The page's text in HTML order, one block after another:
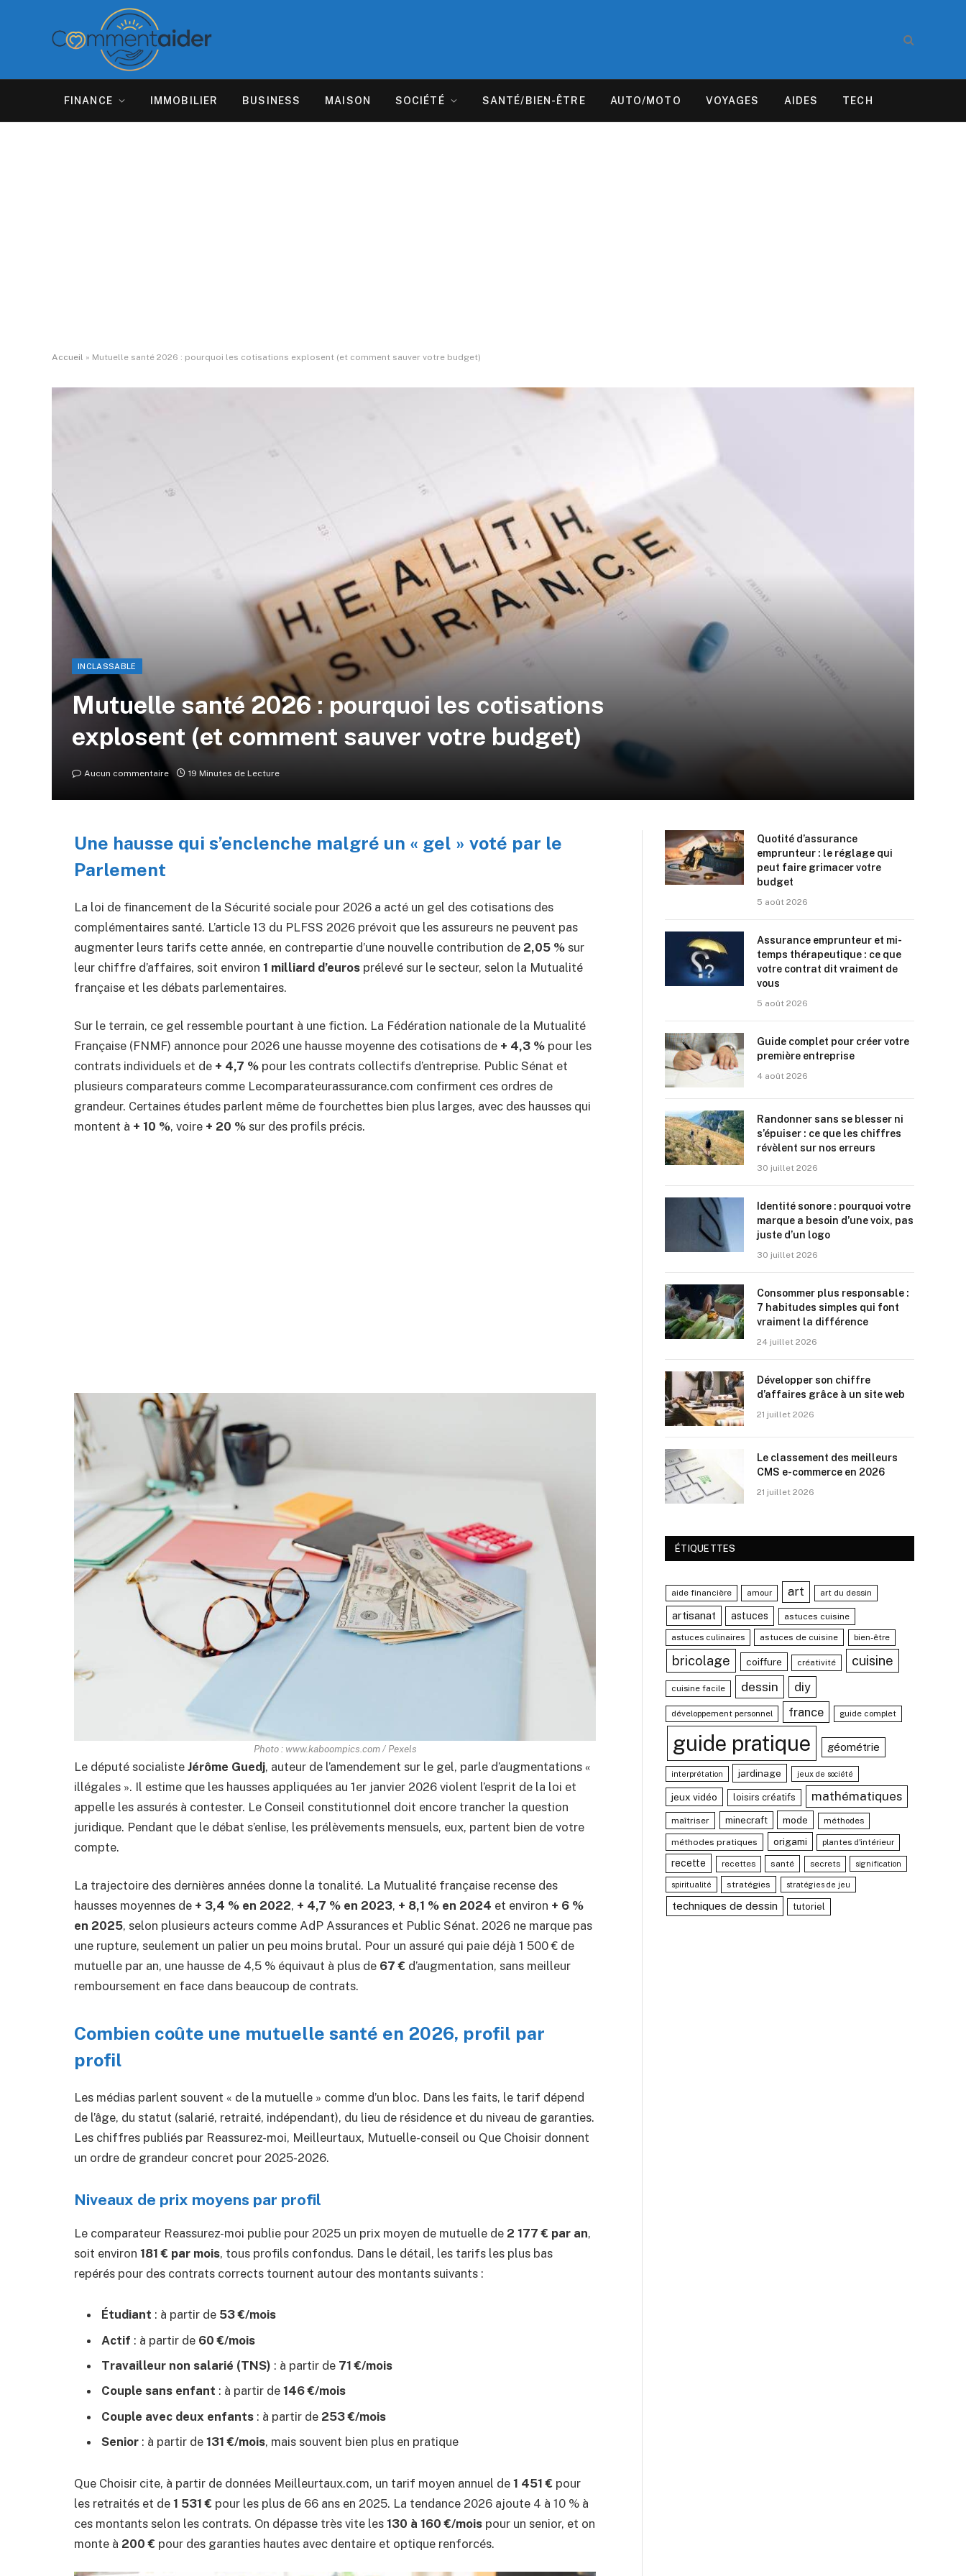
FINANCE IMMOBILIER BUSINESS MAISON SOCIÉTÉ SANTÉ/BIEN-ÊTRE AUTO/MOTO VOYAGES AIDES TECH
Accueil » Mutuelle santé 2026 : pourquoi les cotisations explosent (et comment sauver votre budget)
INCLASSABLE
Mutuelle santé 2026 : pourquoi les cotisations
explosent (et comment sauver votre budget)
Aucun commentaire 19 Minutes de Lecture
Une hausse qui s’enclenche malgré un « gel » voté par le
Parlement
La loi de financement de la Sécurité sociale pour 2026 a acté un gel des cotisations des
complémentaires santé. L’article 13 du PLFSS 2026 prévoit que les assureurs ne peuvent pas
augmenter leurs tarifs cette année, en contrepartie d’une nouvelle contribution de 2,05 % sur
leur chiffre d’affaires, soit environ 1 milliard d’euros prélevé sur le secteur, selon la Mutualité
française et les débats parlementaires.
Sur le terrain, ce gel ressemble pourtant à une fiction. La Fédération nationale de la Mutualité
Française (FNMF) annonce pour 2026 une hausse moyenne des cotisations de + 4,3 % pour les
contrats individuels et de + 4,7 % pour les contrats collectifs d’entreprise. Public Sénat et
plusieurs comparateurs comme Lecomparateurassurance.com confirment ces ordres de
grandeur. Certaines études parlent même de fourchettes bien plus larges, avec des hausses qui
montent à + 10 %, voire + 20 % sur des profils précis.
Photo : www.kaboompics.com / Pexels
Le député socialiste Jérôme Guedj, auteur de l’amendement sur le gel, parle d’augmentations «
illégales ». Il estime que les hausses appliquées au 1er janvier 2026 violent l’esprit de la loi et
appelle les assurés à contester. Le Conseil constitutionnel doit encore trancher la question
juridique. Pendant que le débat s’enlise, les prélèvements mensuels, eux, partent bien de votre
compte.
La trajectoire des dernières années donne la tonalité. La Mutualité française recense des
hausses moyennes de + 3,4 % en 2022, + 4,7 % en 2023, + 8,1 % en 2024 et environ + 6 %
en 2025, selon plusieurs acteurs comme AdP Assurances et Public Sénat. 2026 ne marque pas
une rupture, seulement un palier un peu moins brutal. Pour un assuré qui paie déjà 1 500 € de
mutuelle par an, une hausse de 4,5 % équivaut à plus de 67 € d’augmentation, sans meilleur
remboursement en face dans beaucoup de contrats.
Combien coûte une mutuelle santé en 2026, profil par
profil
Les médias parlent souvent « de la mutuelle » comme d’un bloc. Dans les faits, le tarif dépend
de l’âge, du statut (salarié, retraité, indépendant), du lieu de résidence et du niveau de garanties.
Les chiffres publiés par Reassurez-moi, Meilleurtaux, Mutuelle-conseil ou Que Choisir donnent
un ordre de grandeur concret pour 2025-2026.
Niveaux de prix moyens par profil
Le comparateur Reassurez-moi publie pour 2025 un prix moyen de mutuelle de 2 177 € par an,
soit environ 181 € par mois, tous profils confondus. Dans le détail, les tarifs les plus bas
repérés pour des contrats corrects tournent autour des montants suivants :
Étudiant : à partir de 53 €/mois
Actif : à partir de 60 €/mois
Travailleur non salarié (TNS) : à partir de 71 €/mois
Couple sans enfant : à partir de 146 €/mois
Couple avec deux enfants : à partir de 253 €/mois
Senior : à partir de 131 €/mois, mais souvent bien plus en pratique
Que Choisir cite, à partir de données Meilleurtaux.com, un tarif moyen annuel de 1 451 € pour
les retraités et de 1 531 € pour les plus de 66 ans en 2025. La tendance 2026 ajoute 4 à 10 % à
ces montants selon les contrats. On dépasse très vite les 130 à 160 €/mois pour un senior, et on
monte à 200 € pour des garanties hautes avec dentaire et optique renforcés.
Quotité d’assurance
emprunteur : le réglage qui
peut faire grimacer votre
budget
5 août 2026
Assurance emprunteur et mi-
temps thérapeutique : ce que
votre contrat dit vraiment de
vous
5 août 2026
Guide complet pour créer votre
première entreprise
4 août 2026
Randonner sans se blesser ni
s’épuiser : ce que les chiffres
révèlent sur nos erreurs
30 juillet 2026
Identité sonore : pourquoi votre
marque a besoin d’une voix, pas
juste d’un logo
30 juillet 2026
Consommer plus responsable :
7 habitudes simples qui font
vraiment la différence
24 juillet 2026
Développer son chiffre
d’affaires grâce à un site web
21 juillet 2026
Le classement des meilleurs
CMS e-commerce en 2026
21 juillet 2026
ÉTIQUETTES
aide financière amour art art du dessin
artisanat astuces astuces cuisine
astuces culinaires astuces de cuisine bien-être
bricolage coiffure créativité cuisine
cuisine facile dessin diy
développement personnel france guide complet
guide pratique géométrie
interprétation jardinage jeux de société
jeux vidéo loisirs créatifs mathématiques
maîtriser minecraft mode méthodes
méthodes pratiques origami plantes d'intérieur
recette recettes santé secrets signification
spiritualité stratégies stratégies de jeu
techniques de dessin tutoriel